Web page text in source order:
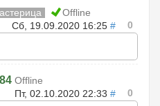
Offline
Сб, 19.09.2020 16:25 # 0
Offline
Пт, 02.10.2020 22:33 # 0